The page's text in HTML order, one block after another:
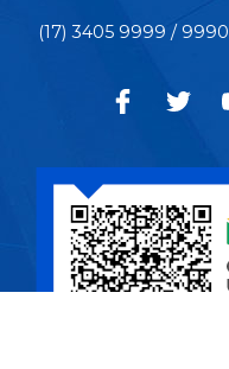
(17) 3405 9999 / 9990